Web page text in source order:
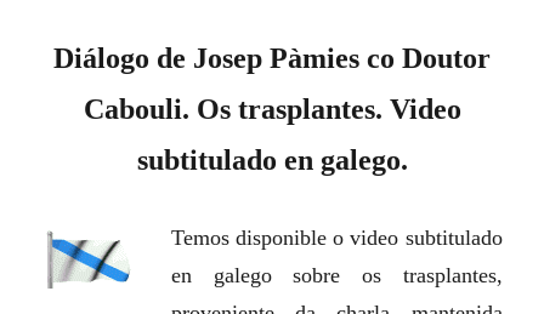
Diálogo de Josep Pàmies co Doutor
Cabouli. Os trasplantes. Video
subtitulado en galego.
Temos disponible o video subtitulado
en galego sobre os trasplantes,